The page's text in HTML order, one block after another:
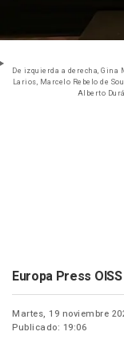
De izquierda a derecha, Gina
Larios, Marcelo Rebelo de
Alberto
Europa Press OISS
Martes, 19 noviembre
Publicado: 19:06